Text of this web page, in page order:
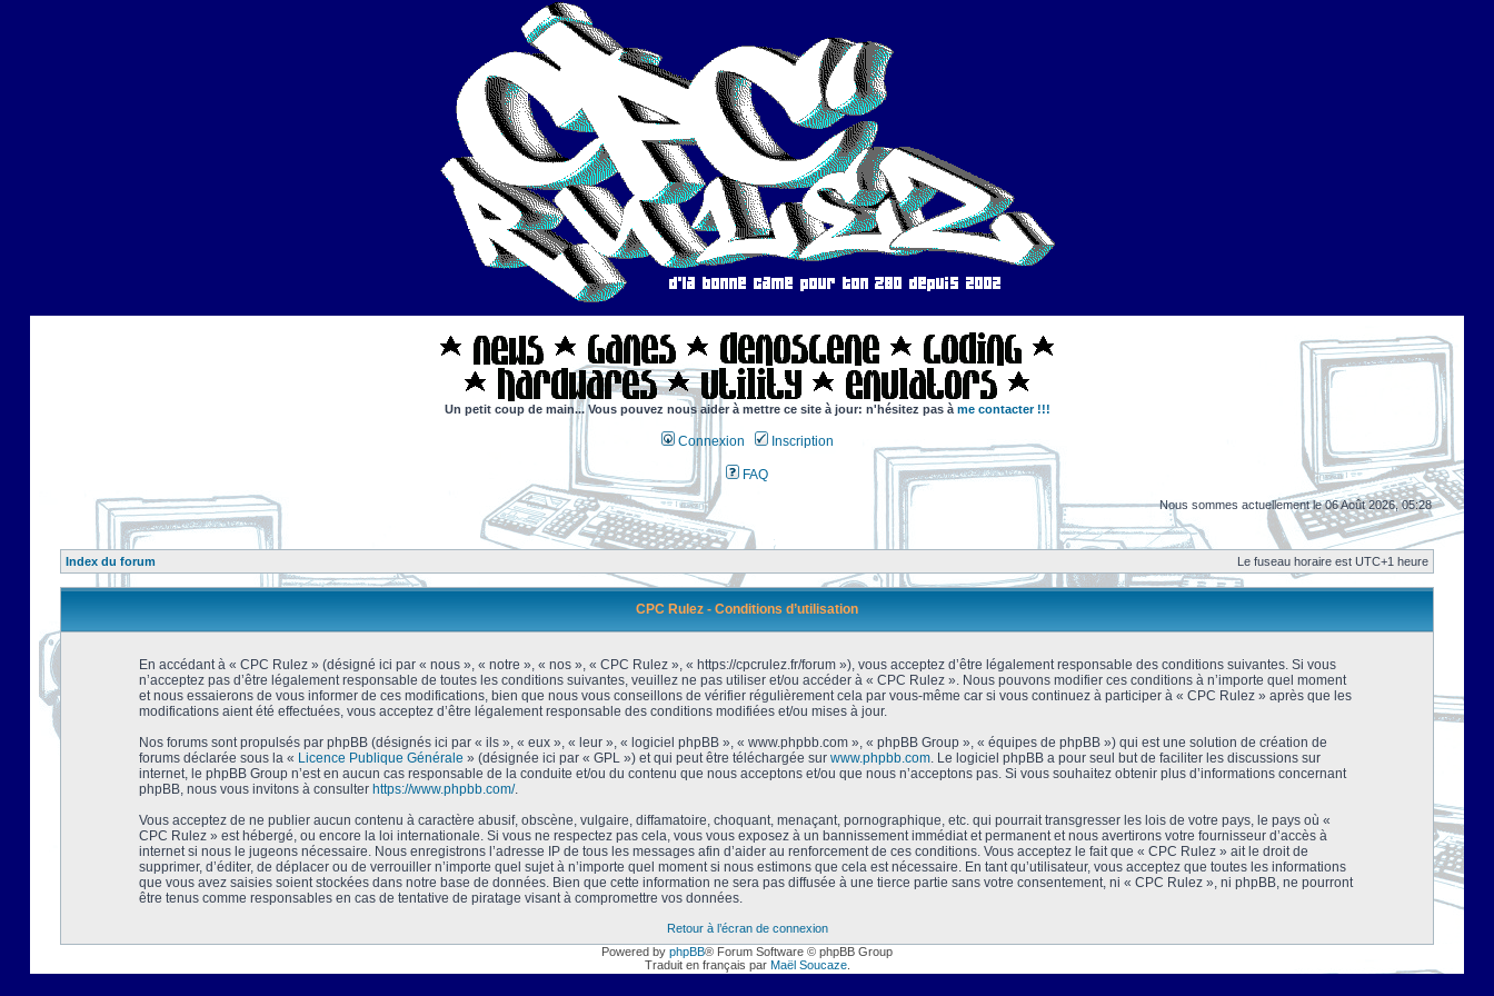
Un petit coup de main... Vous pouvez nous aider à mettre ce site à jour: n'hésitez pas à me contacter !!!
Connexion Inscription
FAQ
Nous sommes actuellement le 06 Août 2026, 05:28
Index du forum Le fuseau horaire est UTC+1 heure
CPC Rulez - Conditions d’utilisation
En accédant à « CPC Rulez » (désigné ici par « nous », « notre », « nos », « CPC Rulez », « https://cpcrulez.fr/forum »), vous acceptez d’être légalement responsable des conditions suivantes. Si vous
n’acceptez pas d’être légalement responsable de toutes les conditions suivantes, veuillez ne pas utiliser et/ou accéder à « CPC Rulez ». Nous pouvons modifier ces conditions à n’importe quel moment
et nous essaierons de vous informer de ces modifications, bien que nous vous conseillons de vérifier régulièrement cela par vous-même car si vous continuez à participer à « CPC Rulez » après que les
modifications aient été effectuées, vous acceptez d’être légalement responsable des conditions modifiées et/ou mises à jour.
Nos forums sont propulsés par phpBB (désignés ici par « ils », « eux », « leur », « logiciel phpBB », « www.phpbb.com », « phpBB Group », « équipes de phpBB ») qui est une solution de création de
forums déclarée sous la « Licence Publique Générale » (désignée ici par « GPL ») et qui peut être téléchargée sur www.phpbb.com. Le logiciel phpBB a pour seul but de faciliter les discussions sur
internet, le phpBB Group n’est en aucun cas responsable de la conduite et/ou du contenu que nous acceptons et/ou que nous n’acceptons pas. Si vous souhaitez obtenir plus d’informations concernant
phpBB, nous vous invitons à consulter https://www.phpbb.com/.
Vous acceptez de ne publier aucun contenu à caractère abusif, obscène, vulgaire, diffamatoire, choquant, menaçant, pornographique, etc. qui pourrait transgresser les lois de votre pays, le pays où «
CPC Rulez » est hébergé, ou encore la loi internationale. Si vous ne respectez pas cela, vous vous exposez à un bannissement immédiat et permanent et nous avertirons votre fournisseur d’accès à
internet si nous le jugeons nécessaire. Nous enregistrons l’adresse IP de tous les messages afin d’aider au renforcement de ces conditions. Vous acceptez le fait que « CPC Rulez » ait le droit de
supprimer, d’éditer, de déplacer ou de verrouiller n’importe quel sujet à n’importe quel moment si nous estimons que cela est nécessaire. En tant qu’utilisateur, vous acceptez que toutes les informations
que vous avez saisies soient stockées dans notre base de données. Bien que cette information ne sera pas diffusée à une tierce partie sans votre consentement, ni « CPC Rulez », ni phpBB, ne pourront
être tenus comme responsables en cas de tentative de piratage visant à compromettre vos données.
Retour à l’écran de connexion
Powered by phpBB® Forum Software © phpBB Group
Traduit en français par Maël Soucaze.